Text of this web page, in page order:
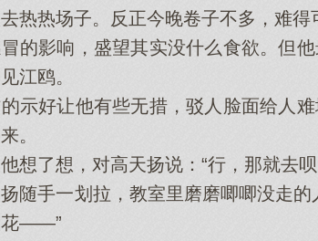
热热场子。反正今晚卷子不多，难得
影响，盛望其实没什么食欲。但他
江鸥。
好让他有些无措，驳人脸面给人难
。
了想，对高天扬说：“行，那就去呗
手一划拉，教室里磨磨唧唧没走的
花——”